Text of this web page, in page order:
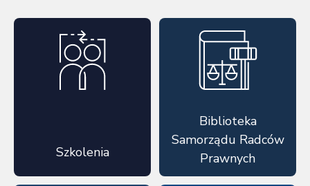
Szkolenia
Biblioteka
Samorządu Radców
Prawnych